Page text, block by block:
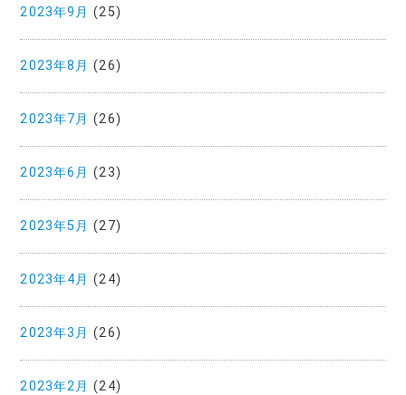
2023年9月 (25)
2023年8月 (26)
2023年7月 (26)
2023年6月 (23)
2023年5月 (27)
2023年4月 (24)
2023年3月 (26)
2023年2月 (24)